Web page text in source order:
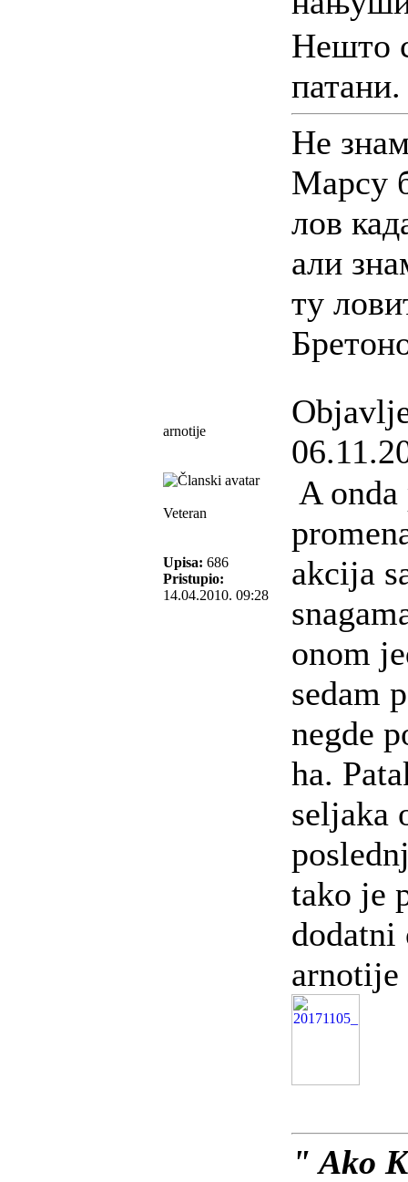
Нешто
патани.
Не
Марсу
лов
али
ту
arnotije
Veteran
Upisa: 686
Pristupio:
14.04.2010. 09:28
A onda
akcija
onom
sedam
negde
ha.
seljaka
tako je
dodatni
" Ako